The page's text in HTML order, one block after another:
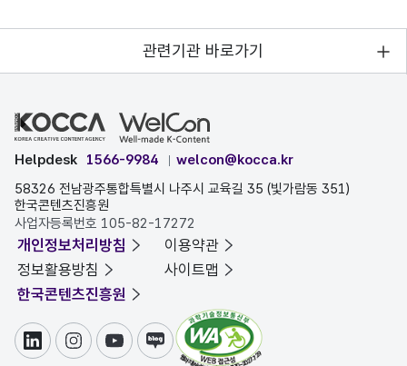
관련기관 바로가기
Helpdesk 1566-9984
welcon@kocca.kr
58326 전남광주통합특별시 나주시 교육길 35 (빛가람동 351)
한국콘텐츠진흥원
사업자등록번호 105-82-17272
개인정보처리방침
이용약관
정보활용방침
사이트맵
한국콘텐츠진흥원
링크드인인스타그램
유튜브블로그